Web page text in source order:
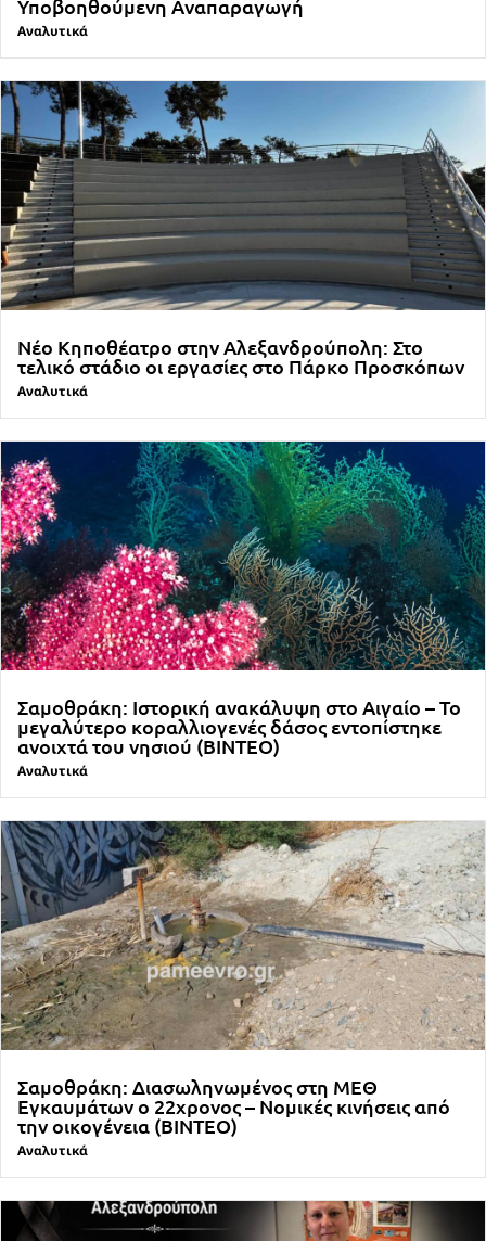
Υποβοηθούμενη Αναπαραγωγή
Αναλυτικά
Νέο Κηποθέατρο στην Αλεξανδρούπολη: Στο
τελικό στάδιο οι εργασίες στο Πάρκο Προσκόπων
Αναλυτικά
Σαμοθράκη: Ιστορική ανακάλυψη στο Αιγαίο – Το
μεγαλύτερο κοραλλιογενές δάσος εντοπίστηκε
ανοιχτά του νησιού (ΒΙΝΤΕΟ)
Αναλυτικά
Σαμοθράκη: Διασωληνωμένος στη ΜΕΘ
Εγκαυμάτων ο 22χρονος – Νομικές κινήσεις από
την οικογένεια (ΒΙΝΤΕΟ)
Αναλυτικά